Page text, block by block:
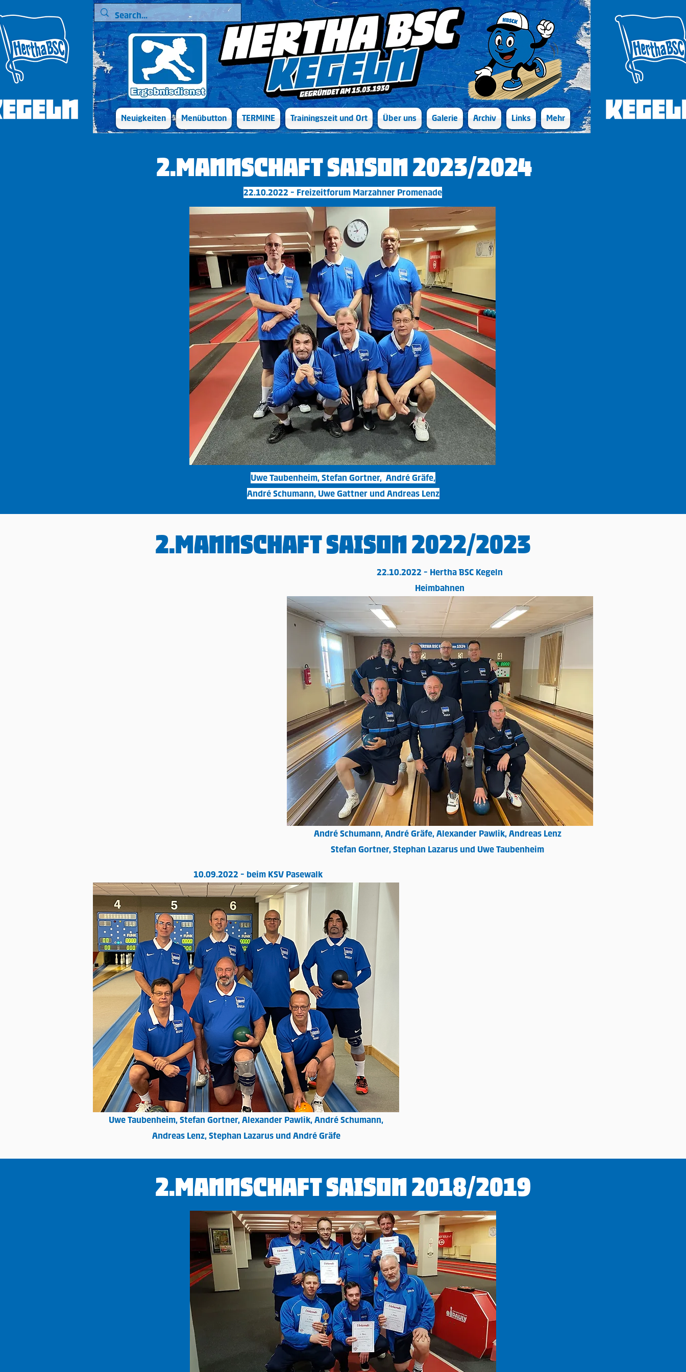
Neuigkeiten Menübutton TERMINE Trainingszeit und Ort Über uns Galerie Archiv Links Mehr
2.Mannschaft Saison 2023/2024
22.10.2022 - Freizeitforum Marzahner Promenade
Uwe Taubenheim, Stefan Gortner, André Gräfe,
André Schumann, Uwe Gattner und Andreas Lenz
2.Mannschaft Saison 2022/2023
22.10.2022 - Hertha BSC Kegeln
Heimbahnen
André Schumann, André Gräfe, Alexander Pawlik, Andreas Lenz
Stefan Gortner, Stephan Lazarus und Uwe Taubenheim
10.09.2022 - beim KSV Pasewalk
Uwe Taubenheim, Stefan Gortner, Alexander Pawlik, André Schumann,
Andreas Lenz, Stephan Lazarus und André Gräfe
2.Mannschaft Saison 2018/2019